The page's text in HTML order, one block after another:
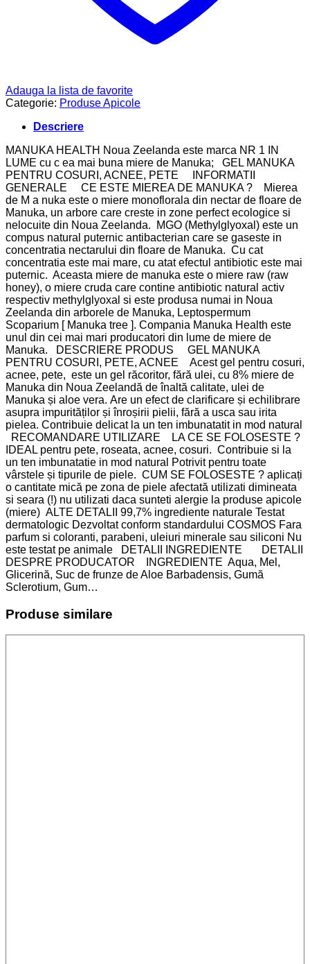
Adauga la lista de favorite
Categorie: Produse Apicole
Descriere
MANUKA HEALTH Noua Zeelanda este marca NR 1 IN
LUME cu c ea mai buna miere de Manuka; GEL MANUKA
PENTRU COSURI, ACNEE, PETE INFORMATII
GENERALE CE ESTE MIEREA DE MANUKA ? Mierea
de M a nuka este o miere monoflorala din nectar de floare de
Manuka, un arbore care creste in zone perfect ecologice si
nelocuite din Noua Zeelanda. MGO (Methylglyoxal) este un
compus natural puternic antibacterian care se gaseste in
concentratia nectarului din floare de Manuka. Cu cat
concentratia este mai mare, cu atat efectul antibiotic este mai
puternic. Aceasta miere de manuka este o miere raw (raw
honey), o miere cruda care contine antibiotic natural activ
respectiv methylglyoxal si este produsa numai in Noua
Zeelanda din arborele de Manuka, Leptospermum
Scoparium [ Manuka tree ]. Compania Manuka Health este
unul din cei mai mari producatori din lume de miere de
Manuka. DESCRIERE PRODUS GEL MANUKA
PENTRU COSURI, PETE, ACNEE Acest gel pentru cosuri,
acnee, pete, este un gel răcoritor, fără ulei, cu 8% miere de
Manuka din Noua Zeelandă de înaltă calitate, ulei de
Manuka și aloe vera. Are un efect de clarificare și echilibrare
asupra impurităților și înroșirii pielii, fără a usca sau irita
pielea. Contribuie delicat la un ten imbunatatit in mod natural
RECOMANDARE UTILIZARE LA CE SE FOLOSESTE ?
IDEAL pentru pete, roseata, acnee, cosuri. Contribuie si la
un ten imbunatatie in mod natural Potrivit pentru toate
vârstele și tipurile de piele. CUM SE FOLOSESTE ? aplicați
o cantitate mică pe zona de piele afectată utilizati dimineata
si seara (!) nu utilizati daca sunteti alergie la produse apicole
(miere) ALTE DETALII 99,7% ingrediente naturale Testat
dermatologic Dezvoltat conform standardului COSMOS Fara
parfum si coloranti, parabeni, uleiuri minerale sau siliconi Nu
este testat pe animale DETALII INGREDIENTE DETALII
DESPRE PRODUCATOR INGREDIENTE Aqua, Mel,
Glicerină, Suc de frunze de Aloe Barbadensis, Gumă
Sclerotium, Gum…
Produse similare